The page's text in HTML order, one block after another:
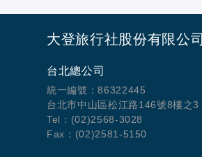
大登旅行社股份有限公司
台北總公司
統一編號：86322445
台北市中山區松江路146號8樓之3
Tel：(02)2568-3028
Fax：(02)2581-5150